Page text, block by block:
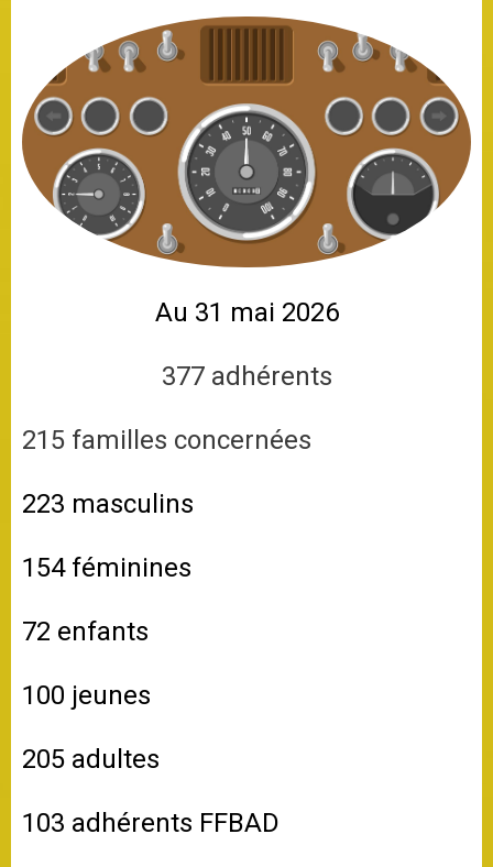
Au 31 mai 2026
377 adhérents
215 familles concernées
223 masculins
154 féminines
72 enfants
100 jeunes
205 adultes
103 adhérents FFBAD